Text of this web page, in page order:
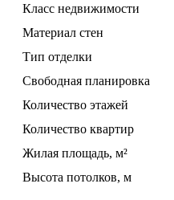
Класс недвижимости
Материал стен
Тип отделки
Свободная планировка
Количество этажей
Количество квартир
Жилая площадь, м²
Высота потолков, м